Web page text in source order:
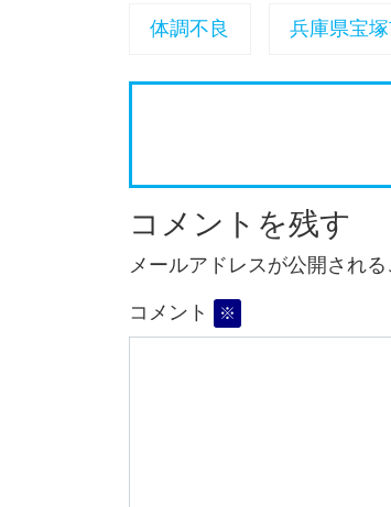
体調不良 兵庫県宝
コメントを残す
メールアドレスが公開される
コメント ※